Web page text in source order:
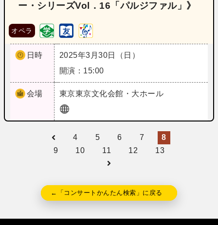
ー・シリーズVol．16「パルジファル」》
オペラ
日時
2025年3月30日（日）
開演：15:00
会場 東京東京文化会館・大ホール
4 5 6 7
8
9
10 11 12 13
←「コンサートかんたん検索」に戻る